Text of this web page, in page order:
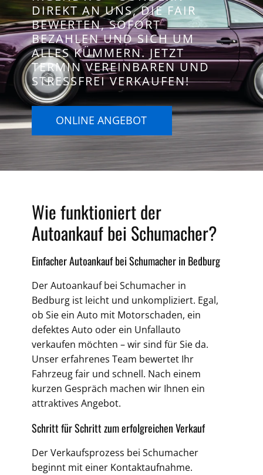
DIREKT AN UNS, DIE FAIR
BEWERTEN, SOFORT
BEZAHLEN UND SICH UM
ALLES KÜMMERN. JETZT
TERMIN VEREINBAREN UND
STRESSFREI VERKAUFEN!
ONLINE ANGEBOT
Wie funktioniert der
Autoankauf bei Schumacher?
Einfacher Autoankauf bei Schumacher in Bedburg
Der Autoankauf bei Schumacher in
Bedburg ist leicht und unkompliziert. Egal,
ob Sie ein Auto mit Motorschaden, ein
defektes Auto oder ein Unfallauto
verkaufen möchten – wir sind für Sie da.
Unser erfahrenes Team bewertet Ihr
Fahrzeug fair und schnell. Nach einem
kurzen Gespräch machen wir Ihnen ein
attraktives Angebot.
Schritt für Schritt zum erfolgreichen Verkauf
Der Verkaufsprozess bei Schumacher
beginnt mit einer Kontaktaufnahme.